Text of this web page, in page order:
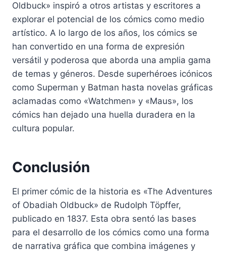
Oldbuck» inspiró a otros artistas y escritores a
explorar el potencial de los cómics como medio
artístico. A lo largo de los años, los cómics se
han convertido en una forma de expresión
versátil y poderosa que aborda una amplia gama
de temas y géneros. Desde superhéroes icónicos
como Superman y Batman hasta novelas gráficas
aclamadas como «Watchmen» y «Maus», los
cómics han dejado una huella duradera en la
cultura popular.
Conclusión
El primer cómic de la historia es «The Adventures
of Obadiah Oldbuck» de Rudolph Töpffer,
publicado en 1837. Esta obra sentó las bases
para el desarrollo de los cómics como una forma
de narrativa gráfica que combina imágenes y